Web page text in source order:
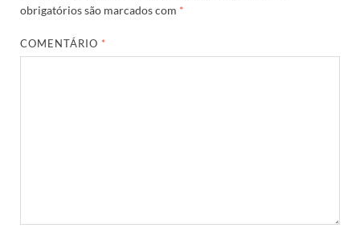
obrigatórios são marcados com *
COMENTÁRIO *